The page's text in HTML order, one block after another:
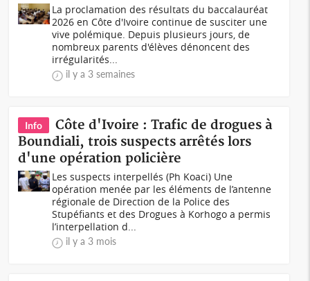
La proclamation des résultats du baccalauréat
2026 en Côte d'Ivoire continue de susciter une
vive polémique. Depuis plusieurs jours, de
nombreux parents d'élèves dénoncent des
irrégularités...
il y a 3 semaines
Info
Côte d'Ivoire : Trafic de drogues à
Boundiali, trois suspects arrêtés lors
d'une opération policière
Les suspects interpellés (Ph Koaci) Une
opération menée par les éléments de l’antenne
régionale de Direction de la Police des
Stupéfiants et des Drogues à Korhogo a permis
l’interpellation d...
il y a 3 mois